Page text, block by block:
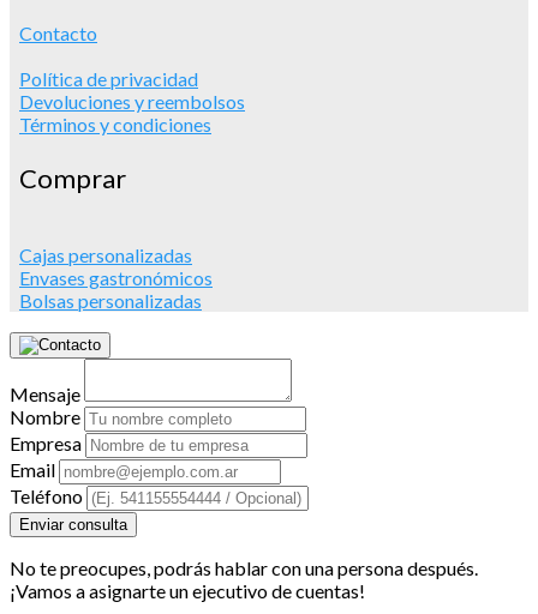
Contacto
Política de privacidad
Devoluciones y reembolsos
Términos y condiciones
Comprar
Cajas personalizadas
Envases gastronómicos
Bolsas personalizadas
Mensaje
Nombre
Empresa
Email
Teléfono
Enviar consulta
No te preocupes, podrás hablar con una persona después.
¡Vamos a asignarte un ejecutivo de cuentas!